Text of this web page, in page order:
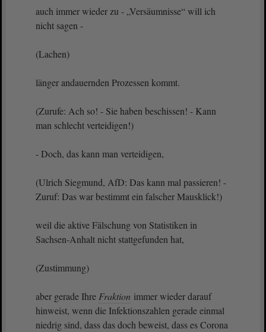
auch immer wieder zu - „Versäumnisse“ will ich
nicht sagen -
(Lachen)
länger andauernden Prozessen kommt.
(Zurufe: Ach so! - Sie haben beschissen! - Kann
man schlecht verteidigen!)
- Doch, das kann man verteidigen,
(Ulrich Siegmund, AfD: Das kann mal passieren! -
Zuruf: Das war bestimmt ein falscher Mausklick!)
weil die aktive Fälschung von Statistiken in
Sachsen-Anhalt nicht stattgefunden hat,
(Zustimmung)
aber gerade Ihre Fraktion immer wieder darauf
hinweist, wenn die Infektionszahlen gerade einmal
niedrig sind, dass das doch beweist, dass es Corona